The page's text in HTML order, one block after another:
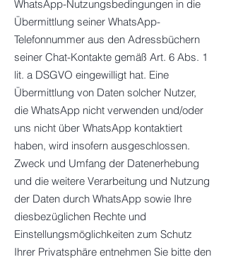
WhatsApp-Nutzungsbedingungen in die
Übermittlung seiner WhatsApp-
Telefonnummer aus den Adressbüchern
seiner Chat-Kontakte gemäß Art. 6 Abs. 1
lit. a DSGVO eingewilligt hat. Eine
Übermittlung von Daten solcher Nutzer,
die WhatsApp nicht verwenden und/oder
uns nicht über WhatsApp kontaktiert
haben, wird insofern ausgeschlossen.
Zweck und Umfang der Datenerhebung
und die weitere Verarbeitung und Nutzung
der Daten durch WhatsApp sowie Ihre
diesbezüglichen Rechte und
Einstellungsmöglichkeiten zum Schutz
Ihrer Privatsphäre entnehmen Sie bitte den